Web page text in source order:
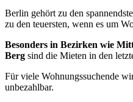
Berlin gehört zu den
zu den teuersten, wenn es um
Besonders in Bezirken wie
Berg sind die Mieten in den
Für viele Wohnungssuchende
unbezahlbar.